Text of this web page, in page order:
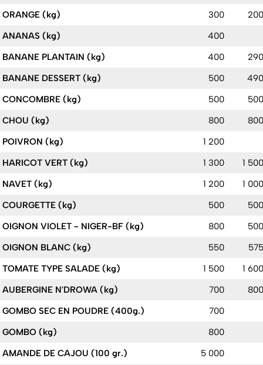
ORANGE (kg)
300
200
ANANAS (kg)
400
BANANE PLANTAIN (kg)
400
290
BANANE DESSERT (kg)
500
490
CONCOMBRE (kg)
500
500
CHOU (kg)
800
800
POIVRON (kg)
1 200
HARICOT VERT (kg)
1 300
1 500
NAVET (kg)
1 200
1 000
COURGETTE (kg)
500
500
OIGNON VIOLET - NIGER-BF (kg)
800
500
OIGNON BLANC (kg)
550
575
TOMATE TYPE SALADE (kg)
1 500
1 600
AUBERGINE N'DROWA (kg)
700
800
GOMBO SEC EN POUDRE (400g.)
700
GOMBO (kg)
800
AMANDE DE CAJOU (100 gr.)
5 000